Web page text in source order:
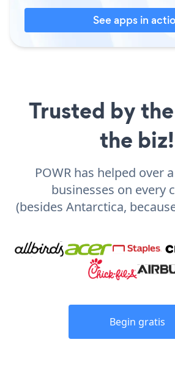
See apps in
Trusted by
the biz!
POWR has helped over
businesses on every
(besides Antarctica,
Begin gratis